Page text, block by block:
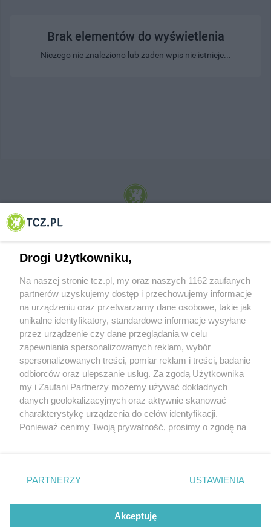
Brak elementów do wyświetlenia
Niczego nie znaleziono lub żaden wpis nie istnieje...
© 2001-2026 Tczew - TCZ.PL Sp. z o.o. Internetowy Serwis Informacyjny Miasta
O FIRMIE POLITYKA PRYWATNOŚCI HOSTING
REKLAMA WSPÓŁPRACA RSS FACEBOOK KONTAKT
Nasze serwisy
Aktualności
Tcz24
Historia miasta
Muzyka i kultura
Archiwum wydarzeń
Zdjęcia miasta
Drogi Użytkowniku,
Na naszej stronie tcz.pl, my oraz naszych 1162 zaufanych
partnerów uzyskujemy dostęp i przechowujemy informacje
na urządzeniu oraz przetwarzamy dane osobowe, takie jak
unikalne identyfikatory, standardowe informacje wysyłane
przez urządzenie czy dane przeglądania w celu
zapewniania spersonalizowanych reklam, wybór
spersonalizowanych treści, pomiar reklam i treści, badanie
odbiorców oraz ulepszanie usług. Za zgodą Użytkownika
my i Zaufani Partnerzy możemy używać dokładnych
danych geolokalizacyjnych oraz aktywnie skanować
charakterystykę urządzenia do celów identyfikacji.
Ponieważ cenimy Twoją prywatność, prosimy o zgodę na
znajdujący się w lewym dolnym rogu strony
. Niektóre
przetwarzaniu. Preferencje będą miały zastosowania tylko
PARTNERZY USTAWIENIA
Akceptuję